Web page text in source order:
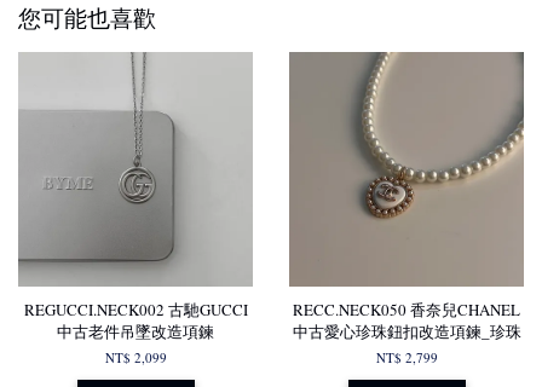
您可能也喜歡
REGUCCI.NECK002 古馳GUCCI
中古老件吊墜改造項鍊
NT$ 2,099
RECC.NECK050 香奈兒CHANEL
中古愛心珍珠鈕扣改造項鍊_珍珠
NT$ 2,799